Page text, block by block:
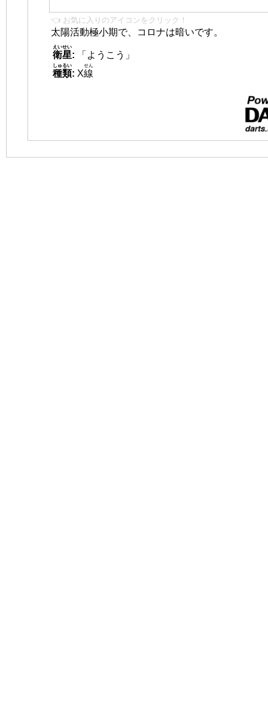
👈 お気に入りのアイコンをクリック！
太陽活動極小期で、コロナは暗いです。
衛星
えいせい
:
「ようこう」
種類
しゅるい
: X線
せん